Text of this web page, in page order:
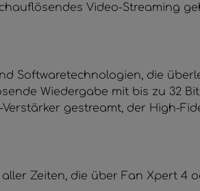
Video-Streaming
Softwaretechnologien, die
Wiedergabe mit bis zu 32
gestreamt, der High-
Zeiten, die über Fan Xpert 4